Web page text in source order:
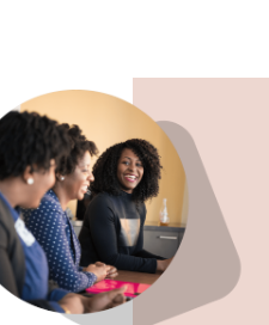
מערכת
עבודה
התקדם
עבודה בענן
ודיגיטלי